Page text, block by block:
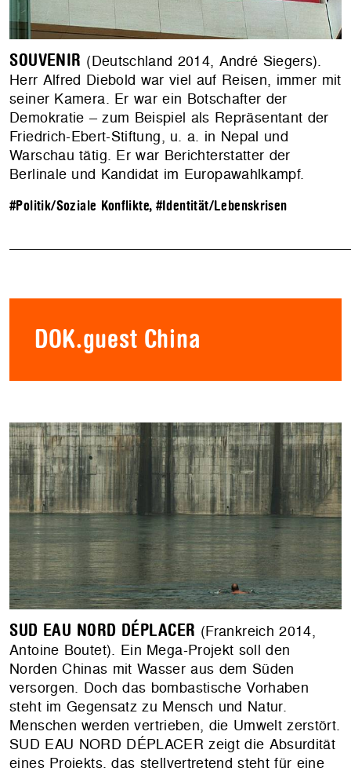
SOUVENIR (Deutschland 2014, André Siegers).
Herr Alfred Diebold war viel auf Reisen, immer mit
seiner Kamera. Er war ein Botschafter der
Demokratie – zum Beispiel als Repräsentant der
Friedrich-Ebert-Stiftung, u. a. in Nepal und
Warschau tätig. Er war Berichterstatter der
Berlinale und Kandidat im Europawahlkampf.
#Politik/Soziale Konflikte, #Identität/Lebenskrisen
DOK.guest China
SUD EAU NORD DÉPLACER (Frankreich 2014,
Antoine Boutet). Ein Mega-Projekt soll den
Norden Chinas mit Wasser aus dem Süden
versorgen. Doch das bombastische Vorhaben
steht im Gegensatz zu Mensch und Natur.
Menschen werden vertrieben, die Umwelt zerstört.
SUD EAU NORD DÉPLACER zeigt die Absurdität
eines Projekts, das stellvertretend steht für eine